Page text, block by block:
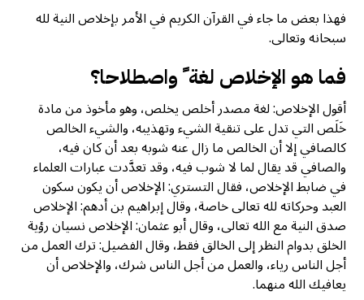
فهذا بعض ما جاء في القرآن الكريم في الأمر بإخلاص النية لله
سبحانه وتعالى.
فما هو الإخلاص لغة ً واصطلاحا؟
أقول الإخلاص: لغة مصدر أخلص يخلص، وهو مأخوذ من مادة
خَلَص التي تدل على تنقية الشيء وتهذيبه، والشيء الخالص
كالصافي إلا أن الخالص ما زال عنه شوبه بعد أن كان فيه،
والصافي قد يقال لما لا شوب فيه، وقد تعدَّدت عبارات العلماء
في ضابط الإخلاص، فقال التستري: الإخلاص أن يكون سكون
العبد وحركاته لله تعالى خاصة، وقال إبراهيم بن أدهم: الإخلاص
صدق النية مع الله تعالى، وقال أبو عثمان: الإخلاص نسيان رؤية
الخلق بدوام النظر إلى الخالق فقط، وقال الفضيل: ترك العمل من
أجل الناس رياء، والعمل من أجل الناس شرك، والإخلاص أن
يعافيك الله منهما.